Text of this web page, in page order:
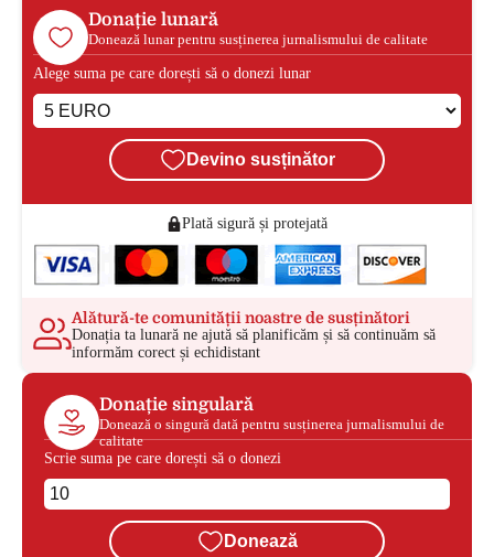
Donație lunară
Donează lunar pentru susținerea jurnalismului de calitate
Alege suma pe care dorești să o donezi lunar
Devino susținător
Plată sigură și protejată
Alătură-te comunității noastre de susținători
Donația ta lunară ne ajută să planificăm și să continuăm să
informăm corect și echidistant
Donație singulară
Donează o singură dată pentru susținerea jurnalismului de
calitate
Scrie suma pe care dorești să o donezi
Donează